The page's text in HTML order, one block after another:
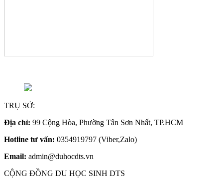
TRỤ SỞ:
Địa chỉ: 99 Cộng Hòa, Phường Tân Sơn Nhất, TP.HCM
Hotline tư vấn: 0354919797 (Viber,Zalo)
Email: admin@duhocdts.vn
CỘNG ĐỒNG DU HỌC SINH DTS